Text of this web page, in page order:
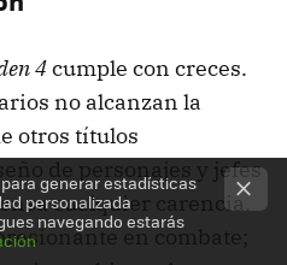
4cumple con creces.
no alcanzan la
otros títulos
de personajes y jefes
cualquier carencia.
en combate;
generar estadísticas
personalizada
navegando estarás